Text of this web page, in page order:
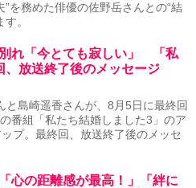
を務めた俳優の佐野岳さんとの“結
。
れ「今とても寂しい」 「私
、放送終了後のメッセージ
と島崎遥香さんが、8月5日に最終回
番組「私たち結婚しました3」のア
プ。最終回、放送終了後のメッセ
心の距離感が最高！」「絆に